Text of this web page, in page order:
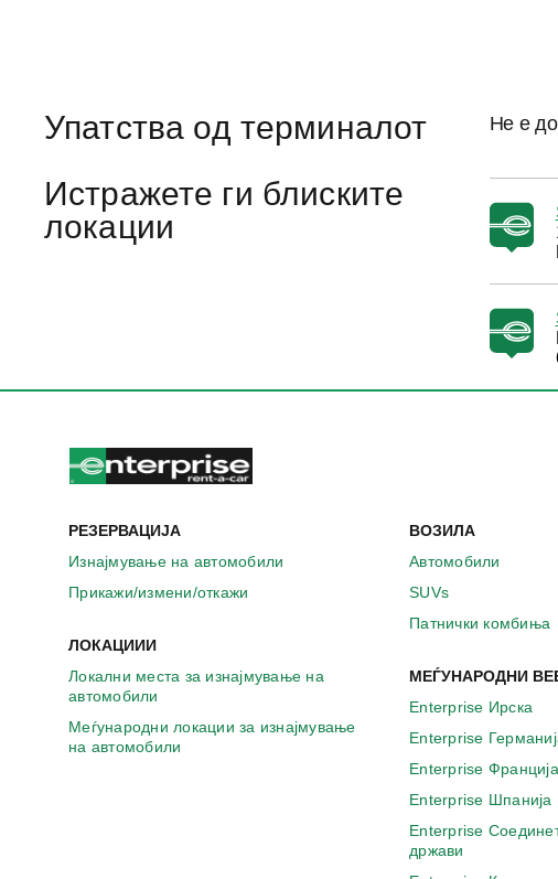
Упатства од терминалот Не е
Истражете ги блиските
локации
РЕЗЕРВАЦИЈА
Изнајмување на автомобили
Прикажи/измени/откажи
ЛОКАЦИИИ
Локални места за изнајмување на
автомобили
Меѓународни локации за изнајмување
на автомобили
ВОЗИЛА
Автомобили
SUVs
Патнички комбиња
МЕЃУНАРОДНИ
Enterprise Ирска
Enterprise
Enterprise Франција
Enterprise Шпанија
Enterprise
држави